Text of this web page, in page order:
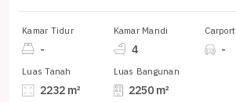
Kamar Tidur
-
Kamar Mandi
4
Carport
-
Luas Tanah
2232 m²
Luas Bangunan
2250 m²